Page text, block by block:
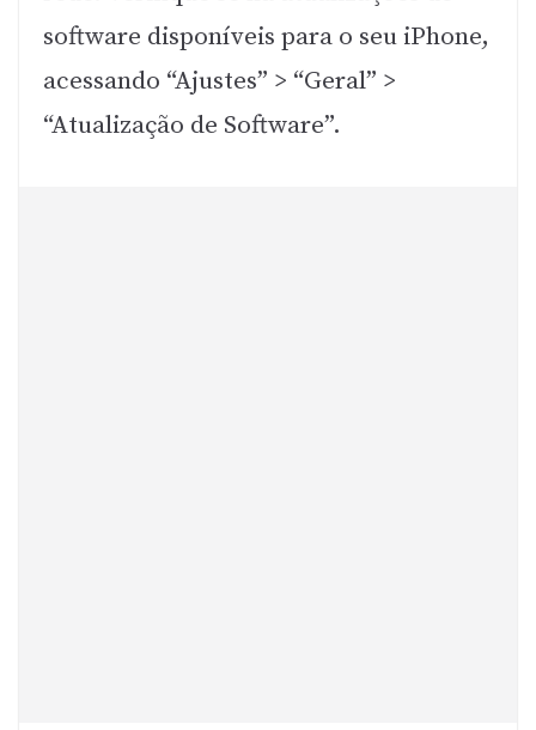
software disponíveis para o seu iPhone,
acessando “Ajustes” > “Geral” >
“Atualização de Software”.